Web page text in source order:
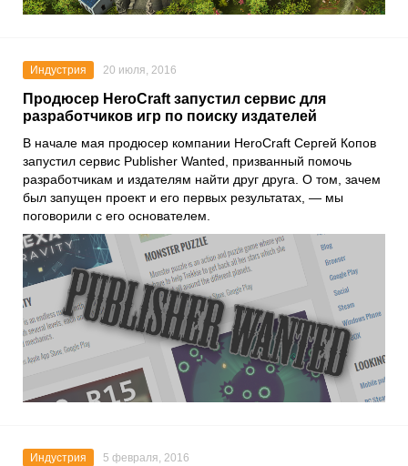
Индустрия 20 июля, 2016
Продюсер HeroCraft запустил сервис для
разработчиков игр по поиску издателей
В начале мая продюсер компании HeroCraft Cергей Копов
запустил сервис Publisher Wanted, призванный помочь
разработчикам и издателям найти друг друга. О том, зачем
был запущен проект и его первых результатах, — мы
поговорили с его основателем.
Индустрия 5 февраля, 2016